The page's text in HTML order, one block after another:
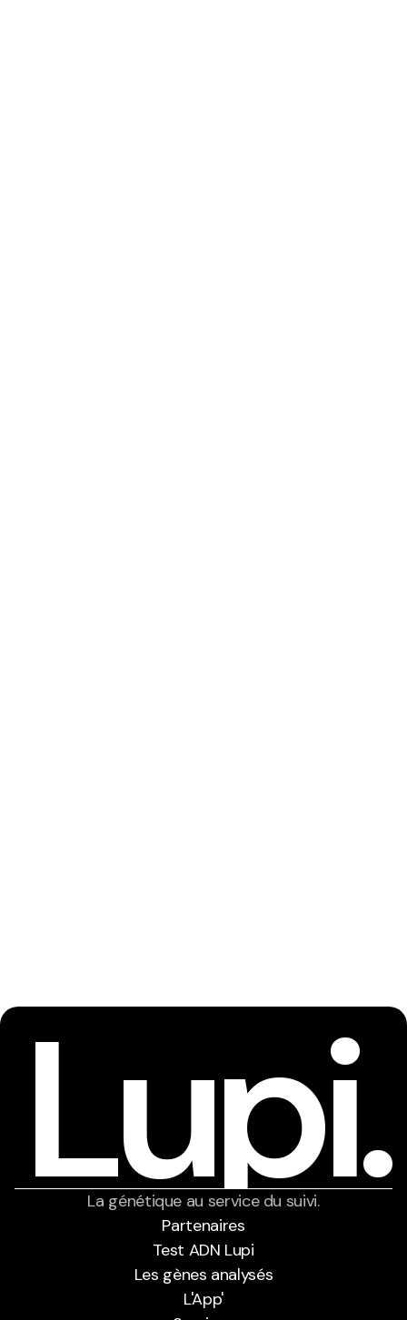
Lupi.
La génétique au service du suivi.
Partenaires
Partenaires
Test ADN Lupi
Test ADN Lupi
Les gènes analysés
Les gènes analysés
L'App'